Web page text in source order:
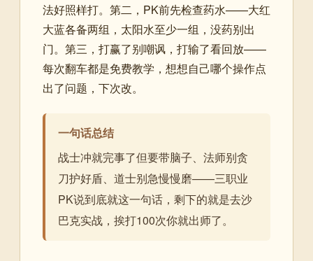
法好照样打。第二，PK前先检查药水——大红
大蓝各备两组，太阳水至少一组，没药别出
门。第三，打赢了别嘲讽，打输了看回放——
每次翻车都是免费教学，想想自己哪个操作点
出了问题，下次改。
一句话总结
战士冲就完事了但要带脑子、法师别贪
刀护好盾、道士别急慢慢磨——三职业
PK说到底就这一句话，剩下的就是去沙
巴克实战，挨打100次你就出师了。